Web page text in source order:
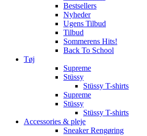
Bestsellers
Nyheder
Ugens Tilbud
Tilbud
Sommerens Hits!
Back To School
Tøj
Supreme
Stüssy
Stüssy T-shirts
Supreme
Stüssy
Stüssy T-shirts
Accessories & pleje
Sneaker Rengøring